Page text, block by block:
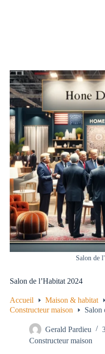
Salon de
Salon de l’Habitat 2024
Accueil Maison & habitat
Constructeur maison
Salon
Gerald Pardieu
Constructeur maison